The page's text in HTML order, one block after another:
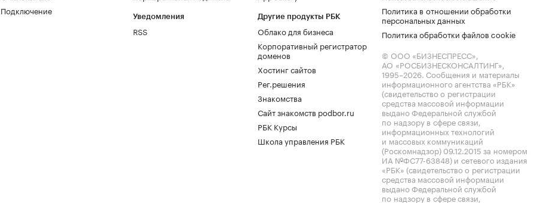
Подключение
Уведомления
RSS
Другие продукты РБК
Облако для бизнеса
Корпоративный регистратор
доменов
Хостинг сайтов
Рег.решения
Знакомства
Сайт знакомств podbor.ru
РБК Курсы
Школа управления РБК
Политика в отношении обработки
персональных данных
Политика обработки файлов cookie
© ООО «БИЗНЕСПРЕСС»,
АО «РОСБИЗНЕСКОНСАЛТИНГ»,
1995–2026. Сообщения и материалы
информационного агентства «РБК»
(свидетельство о регистрации
средства массовой информации
выдано Федеральной службой
по надзору в сфере связи,
информационных технологий
и массовых коммуникаций
(Роскомнадзор) 09.12.2015 за номером
ИА №ФС77-63848) и сетевого издания
«РБК» (свидетельство о регистрации
средства массовой информации
выдано Федеральной службой
по надзору в сфере связи,